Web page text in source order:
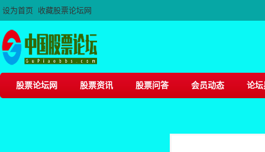
设为首页 收藏股票论坛网
股票论坛网 股票资讯 股票问答 会员动态 论坛